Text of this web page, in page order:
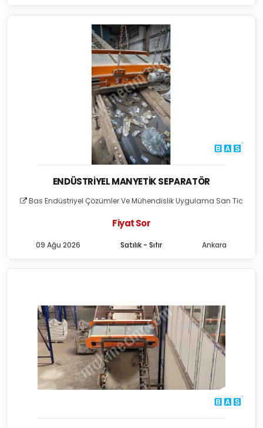
ENDÜSTRIYEL MANYETIK SEPARATÖR
Bas Endüstriyel Çözümler Ve Mühendislik Uygulama San Tic
Fiyat Sor
Satılık - Sıfır
09 Ağu 2026 Ankara